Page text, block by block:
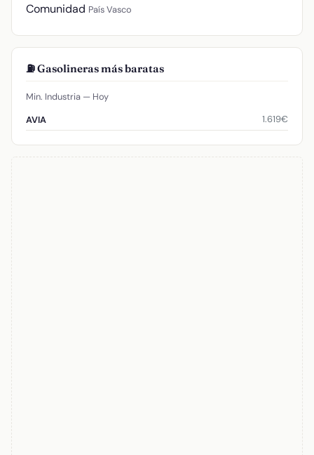
Comunidad País Vasco
⛽ Gasolineras más baratas
Min. Industria — Hoy
AVIA
1.619€